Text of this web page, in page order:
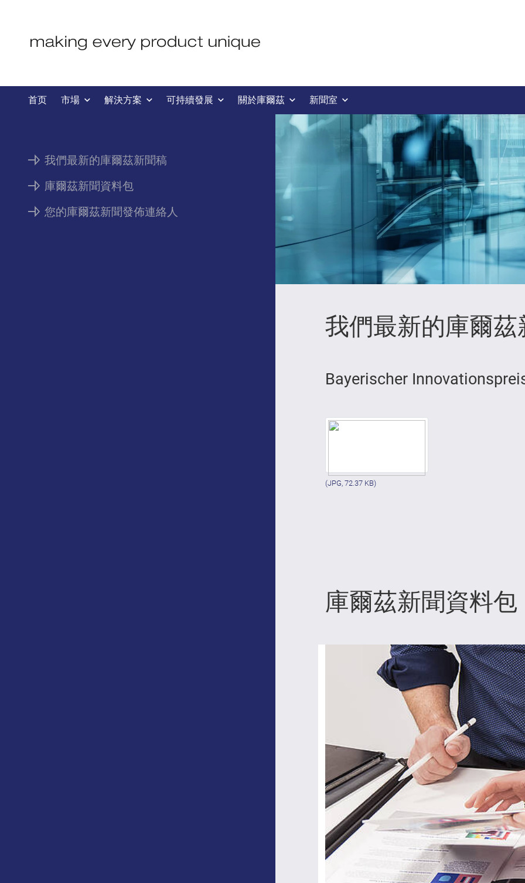
首页 市場 解決方案 可持續發展 關於庫爾茲 新聞室
我們最新的庫爾茲新聞稿
庫爾茲新聞資料包
您的庫爾茲新聞發佈連絡人
我們最新的庫爾茲
Bayerischer
(JPG, 72.37 KB)
庫爾茲新聞資料包